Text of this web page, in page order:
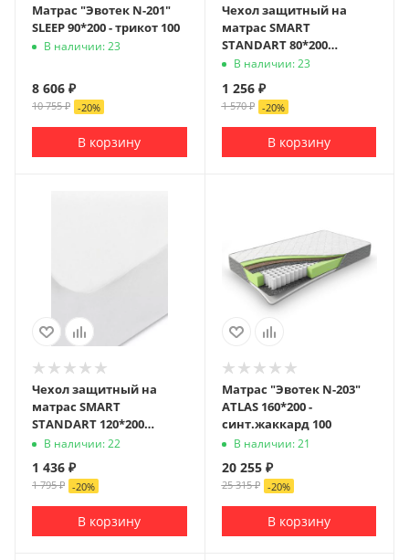
Матрас "Эвотек N-201"
SLEEP 90*200 - трикот 100
В наличии: 23
8 606 ₽
10 755₽ -20%
В корзину
Чехол защитный на
матрас SMART
STANDART 80*200
(хлопок 100%)
В наличии: 23
1 256₽
1 570₽ -20%
В корзину
Чехол защитный на
матрас SMART
STANDART 120*200
(хлопок 100%)
В наличии: 22
1 436 ₽
1 795₽ -20%
В корзину
Матрас "Эвотек N-203"
ATLAS 160*200 -
синт.жаккард 100
В наличии: 21
20 255₽
25 315₽ -20%
В корзину